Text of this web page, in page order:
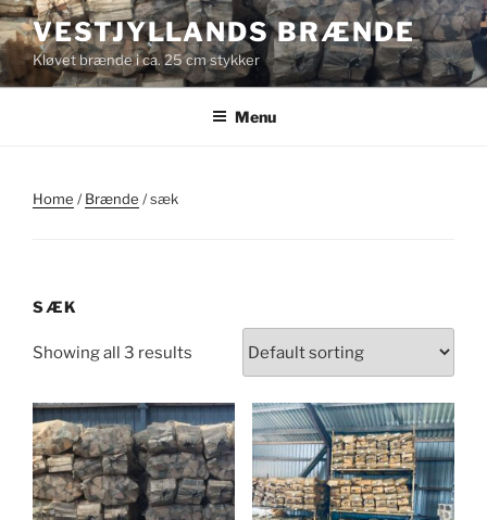
Videre
til
indhold
VESTJYLLANDS BRÆNDE
Kløvet brænde i ca. 25 cm stykker
Menu
Home /Brænde / sæk
SÆK
Showing all 3 results